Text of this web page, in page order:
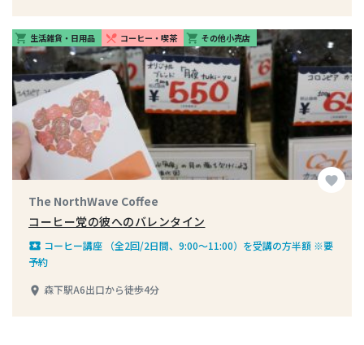
shopping_cart 生活雑貨・日用品 restaurant_menu コーヒー・喫茶 shopping_cart その他小売店
favorite
The NorthWave Coffee
コーヒー党の彼へのバレンタイン
local_play コーヒー講座 （全2回/2日間、9:00〜11:00）を受講の方半額 ※要
予約
place 森下駅A6出口から徒歩4分